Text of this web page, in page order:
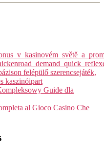
felépülő szerencsejáték,
kaszinóipart
Guide dla
al Gioco Casino Che